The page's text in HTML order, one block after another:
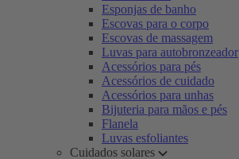
Esponjas de banho
Escovas para o corpo
Escovas de massagem
Luvas para autobronzeador
Acessórios para pés
Acessórios de cuidado
Acessórios para unhas
Bijuteria para mãos e pés
Flanela
Luvas esfoliantes
Cuidados solares